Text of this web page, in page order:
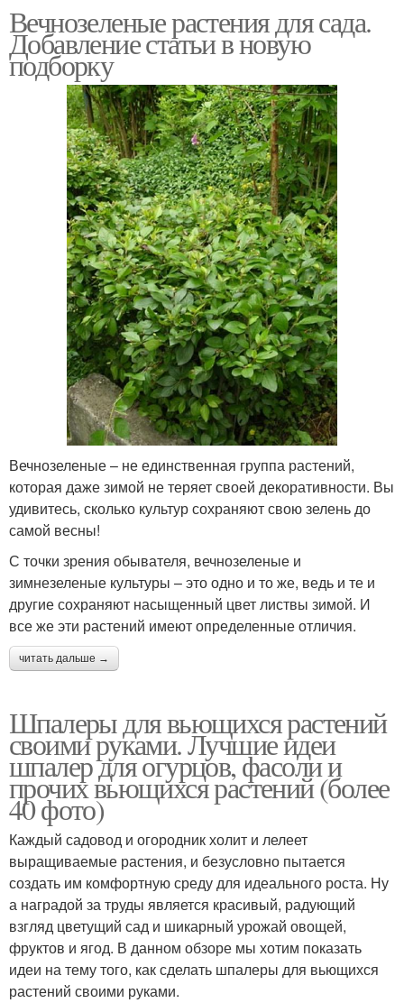
Вечнозеленые растения для сада.
Добавление статьи в новую
подборку
Вечнозеленые – не единственная группа растений,
которая даже зимой не теряет своей декоративности. Вы
удивитесь, сколько культур сохраняют свою зелень до
самой весны!
С точки зрения обывателя, вечнозеленые и
зимнезеленые культуры – это одно и то же, ведь и те и
другие сохраняют насыщенный цвет листвы зимой. И
все же эти растений имеют определенные отличия.
читать дальше →
Шпалеры для вьющихся растений
своими руками. Лучшие идеи
шпалер для огурцов, фасоли и
прочих вьющихся растений (более
40 фото)
Каждый садовод и огородник холит и лелеет
выращиваемые растения, и безусловно пытается
создать им комфортную среду для идеального роста. Ну
а наградой за труды является красивый, радующий
взгляд цветущий сад и шикарный урожай овощей,
фруктов и ягод. В данном обзоре мы хотим показать
идеи на тему того, как сделать шпалеры для вьющихся
растений своими руками.